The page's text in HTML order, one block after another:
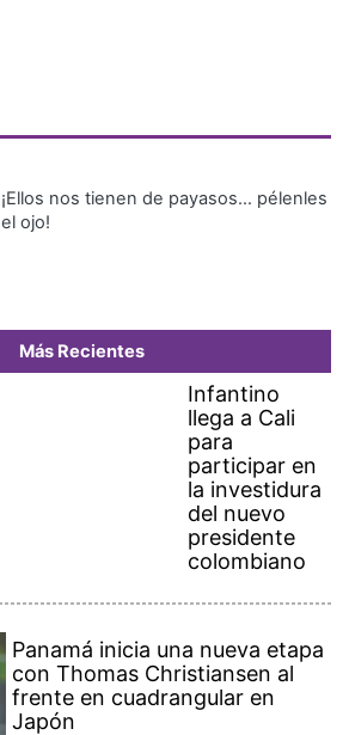
¡Ellos nos tienen de payasos… pélenles
el ojo!
Más Recientes
Infantino
llega a Cali
para
participar en
la investidura
del nuevo
presidente
colombiano
Panamá inicia una nueva etapa
con Thomas Christiansen al
frente en cuadrangular en
Japón